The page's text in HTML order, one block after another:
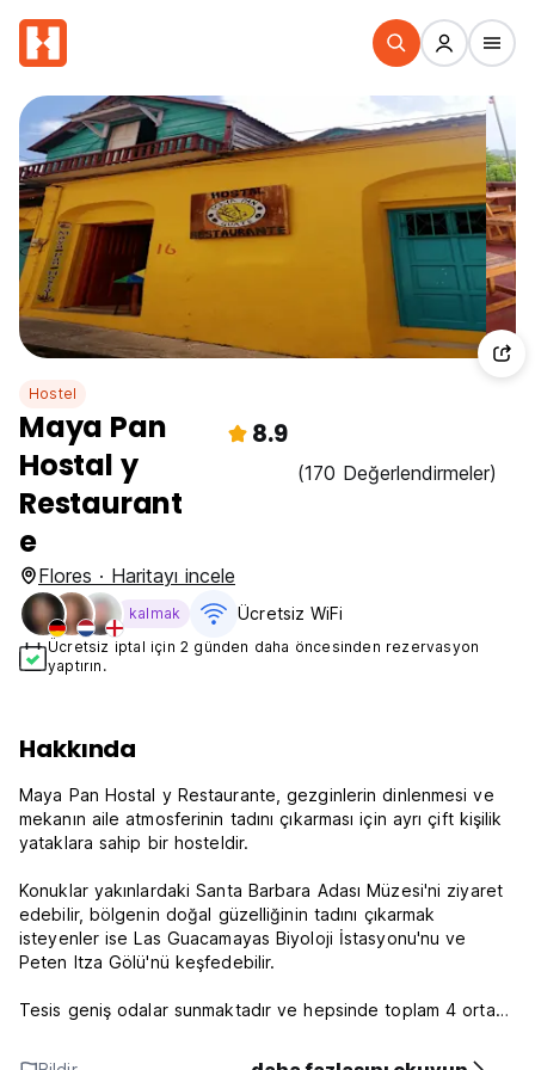
Hostel
Maya Pan
Hostal y
Restaurant
e
8.9
(170 Değerlendirmeler)
Flores · Haritayı incele
kalmak Ücretsiz WiFi
Ücretsiz iptal için 2 günden daha öncesinden rezervasyon
yaptırın.
Hakkında
Maya Pan Hostal y Restaurante, gezginlerin dinlenmesi ve
mekanın aile atmosferinin tadını çıkarması için ayrı çift kişilik
yataklara sahip bir hosteldir.
Konuklar yakınlardaki Santa Barbara Adası Müzesi'ni ziyaret
edebilir, bölgenin doğal güzelliğinin tadını çıkarmak
isteyenler ise Las Guacamayas Biyoloji İstasyonu'nu ve
Peten Itza Gölü'nü keşfedebilir.
Tesis geniş odalar sunmaktadır ve hepsinde toplam 4 ortak
sahip terasta bir restoran bulunmaktadır.